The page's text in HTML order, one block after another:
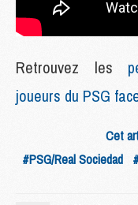
Retrouvez les
joueurs du PSG
Cet
#PSG/Real Sociedad